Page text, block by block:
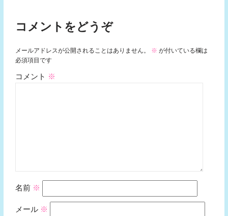
コメントをどうぞ
メールアドレスが公開されることはありません。 ※ が付いている欄は
必須項目です
コメント ※
名前 ※
メール ※